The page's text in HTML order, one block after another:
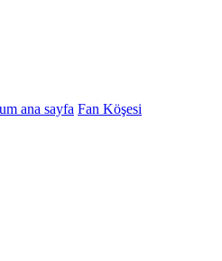
ana sayfa Fan Köşesi